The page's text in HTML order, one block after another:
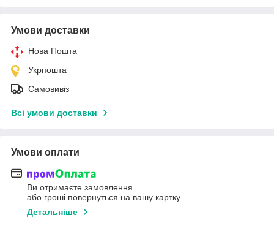
Умови доставки
Нова Пошта
Укрпошта
Самовивіз
Всі умови доставки
Умови оплати
Ви отримаєте замовлення
або гроші повернуться на вашу картку
Детальніше